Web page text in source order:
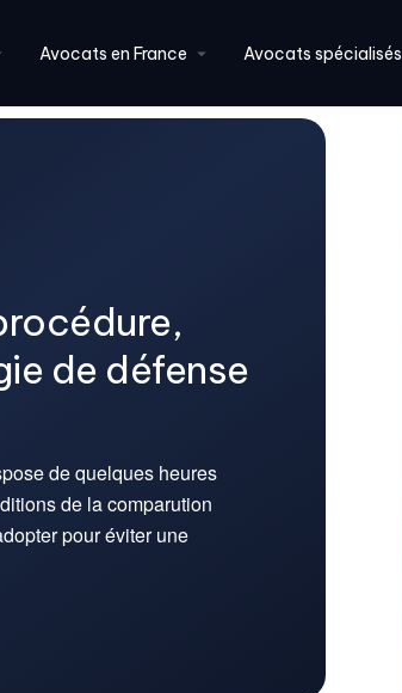
Avocats en France Avocats spécialisés
de défense
de quelques heures
de la comparution
pour éviter une